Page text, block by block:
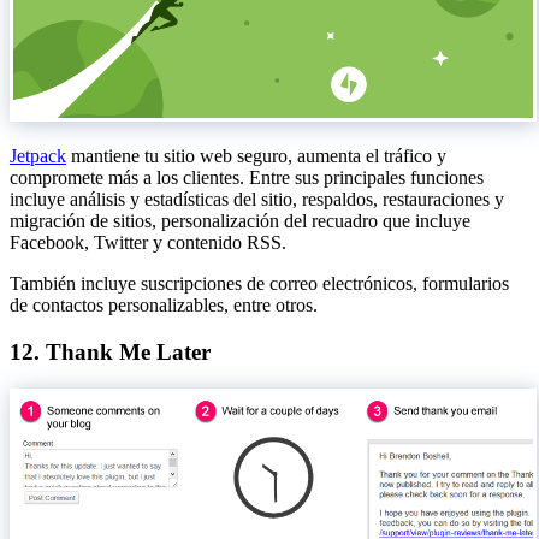
Jetpack mantiene tu sitio web seguro, aumenta el tráfico y
compromete más a los clientes. Entre sus principales funciones
incluye análisis y estadísticas del sitio, respaldos, restauraciones y
migración de sitios, personalización del recuadro que incluye
Facebook, Twitter y contenido RSS.
También incluye suscripciones de correo electrónicos, formularios
de contactos personalizables, entre otros.
12. Thank Me Later